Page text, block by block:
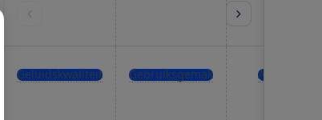
Geluidskwaliteit Gebruiksgemak Accu